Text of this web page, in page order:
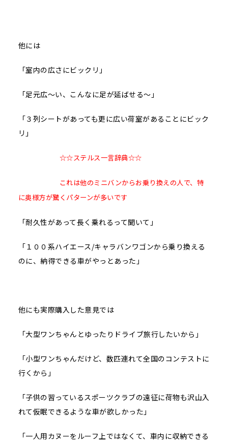
他には
「室内の広さにビックリ」
「足元広～い、こんなに足が延ばせる～」
「３列シートがあっても更に広い荷室があることにビック
リ」
☆☆ステルス一言辞典☆☆
これは他のミニバンからお乗り換えの人で、特
に奥様方が驚くパターンが多いです
「耐久性があって長く乗れるって聞いて」
「１００系ハイエース/キャラバンワゴンから乗り換える
のに、納得できる車がやっとあった」
他にも実際購入した意見では
「大型ワンちゃんとゆったりドライブ旅行したいから」
「小型ワンちゃんだけど、数匹連れて全国のコンテストに
行くから」
「子供の習っているスポーツクラブの遠征に荷物も沢山入
れて仮眠できるような車が欲しかった」
「一人用カヌーをルーフ上ではなくて、車内に収納できる